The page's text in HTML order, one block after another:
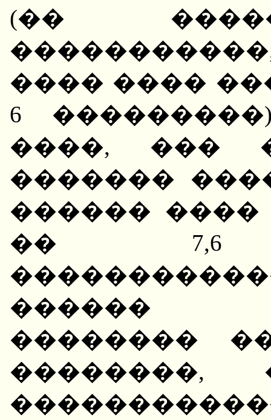
(��
���� ����
6
����, ���
�������
������
�� 7,6
������
��������
��������,